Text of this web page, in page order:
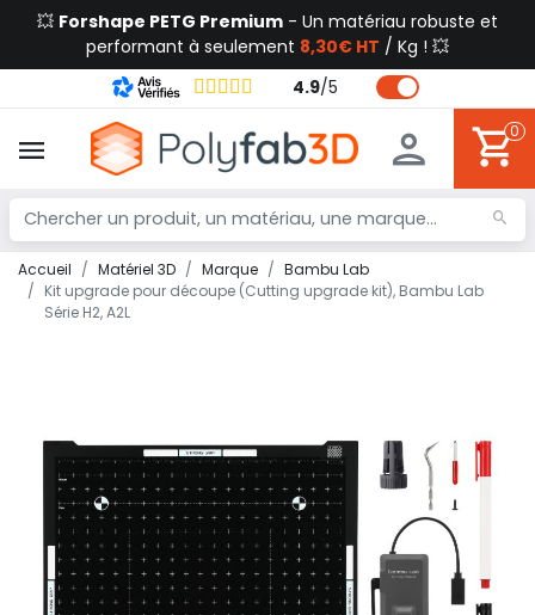
💥 Forshape PETG Premium - Un matériau robuste et
performant à seulement 8,30€ HT / Kg ! 💥
4.9/5
0
Accueil Matériel 3D Marque
Bambu Lab
Kit upgrade pour découpe (Cutting upgrade kit), Bambu Lab
Série H2, A2L